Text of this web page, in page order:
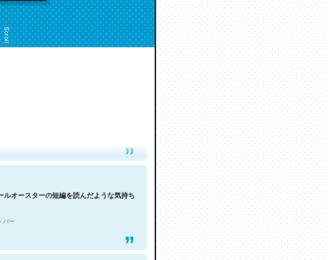
Scroll
凄く思う。英語少しでも読める人は原文
Go. Then Covid hit. Shit.
ー
オースターの短編を読んだような気持ち
ー